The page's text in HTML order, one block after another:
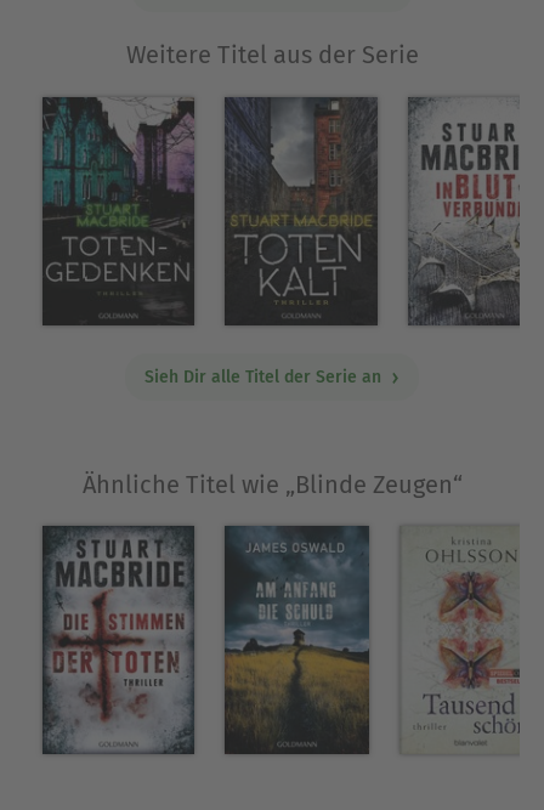
Weitere Titel aus der Serie
Sieh Dir alle Titel der Serie an
Ähnliche Titel wie „Blinde Zeugen“